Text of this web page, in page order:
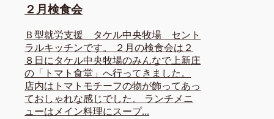
２月検食会
Ｂ型就労支援 タケル中央牧場 セント
ラルキッチンです。 ２月の検食会は２
８日にタケル中央牧場のみんなで上新庄
の「トマト食堂」へ行ってきました。
店内はトマトモチーフの物が飾ってあっ
ておしゃれな感じでした。 ランチメニ
ューはメイン料理にスープ...